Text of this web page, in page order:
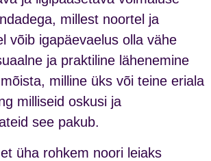
millest noortel ja
võib igapäevaelus olla vähe
ja praktiline lähenemine
milline üks või teine eriala
milliseid oskusi ja
see pakub.
üha rohkem noori leiaks